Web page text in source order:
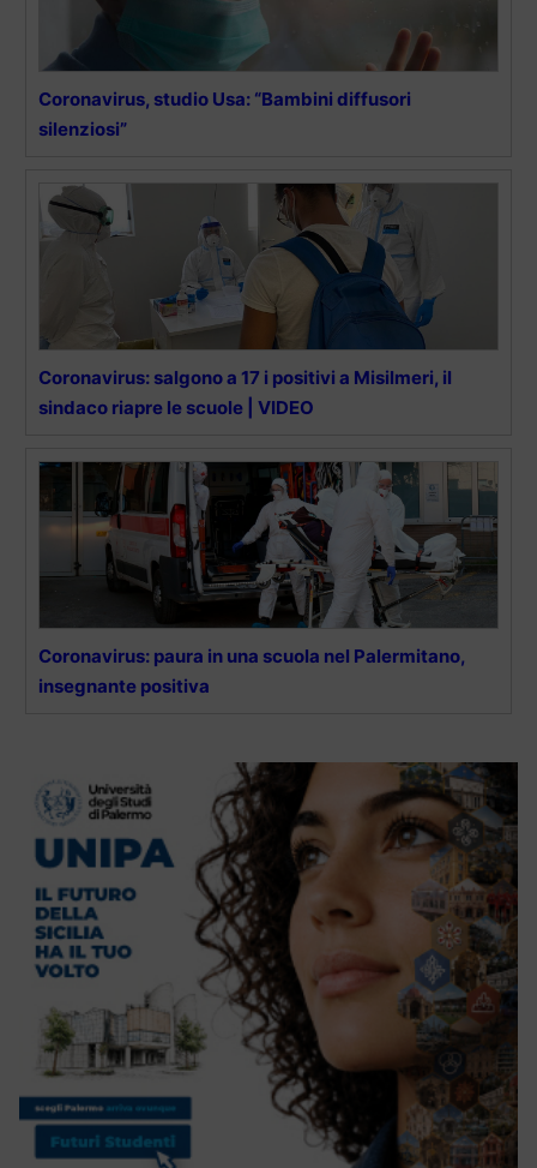
Coronavirus, studio Usa: “Bambini diffusori
silenziosi”
Coronavirus: salgono a 17 i positivi a Misilmeri, il
sindaco riapre le scuole | VIDEO
Coronavirus: paura in una scuola nel Palermitano,
insegnante positiva